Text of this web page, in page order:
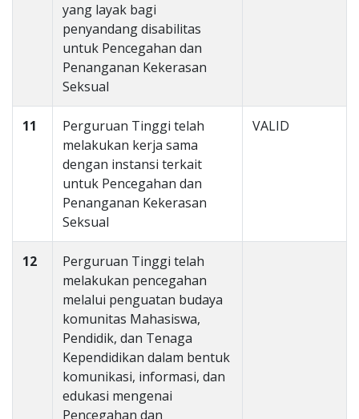
yang layak bagi
penyandang disabilitas
untuk Pencegahan dan
Penanganan Kekerasan
Seksual
11
Perguruan Tinggi telah
melakukan kerja sama
dengan instansi terkait
untuk Pencegahan dan
Penanganan Kekerasan
Seksual
VALID
12
Perguruan Tinggi telah
melakukan pencegahan
melalui penguatan budaya
komunitas Mahasiswa,
Pendidik, dan Tenaga
Kependidikan dalam bentuk
komunikasi, informasi, dan
edukasi mengenai
Pencegahan dan